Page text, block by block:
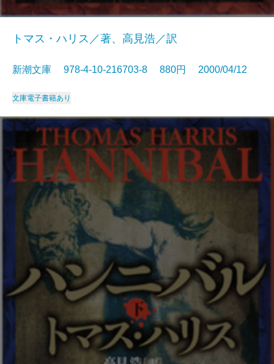
トマス・ハリス／著、高見浩／訳
新潮文庫 978-4-10-216703-8 880円 2000/04/12
文庫電子書籍あり